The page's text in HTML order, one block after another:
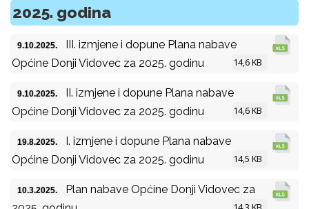
2025. godina
9.10.2025.
III. izmjene i dopune Plana nabave
Općine Donji Vidovec za 2025. godinu
14,6 KB
9.10.2025.
II. izmjene i dopune Plana nabave
Općine Donji Vidovec za 2025. godinu
14,6 KB
19.8.2025.
I. izmjene i dopune Plana nabave
Općine Donji Vidovec za 2025. godinu
14,5 KB
10.3.2025.
Plan nabave Općine Donji Vidovec za